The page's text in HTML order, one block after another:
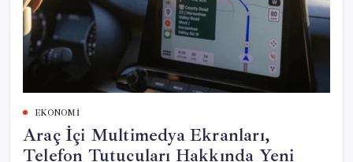
EKONOMI
Araç İçi Multimedya Ekranları,
Telefon Tutucuları Hakkında Yeni